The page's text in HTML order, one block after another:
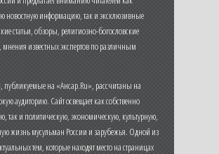
новостную информацию, так и эксклюзивные
статьи, обзоры, религиозно-богословские
известных экспертов по различным
публикуемые на «Ансар.Ru», рассчитаны на
аудиторию. Сайт освещает как собственно
так и политическую, экономическую, культурную,
жизнь мусульман России и зарубежья. Одной из
тем, которые находят место на страницах